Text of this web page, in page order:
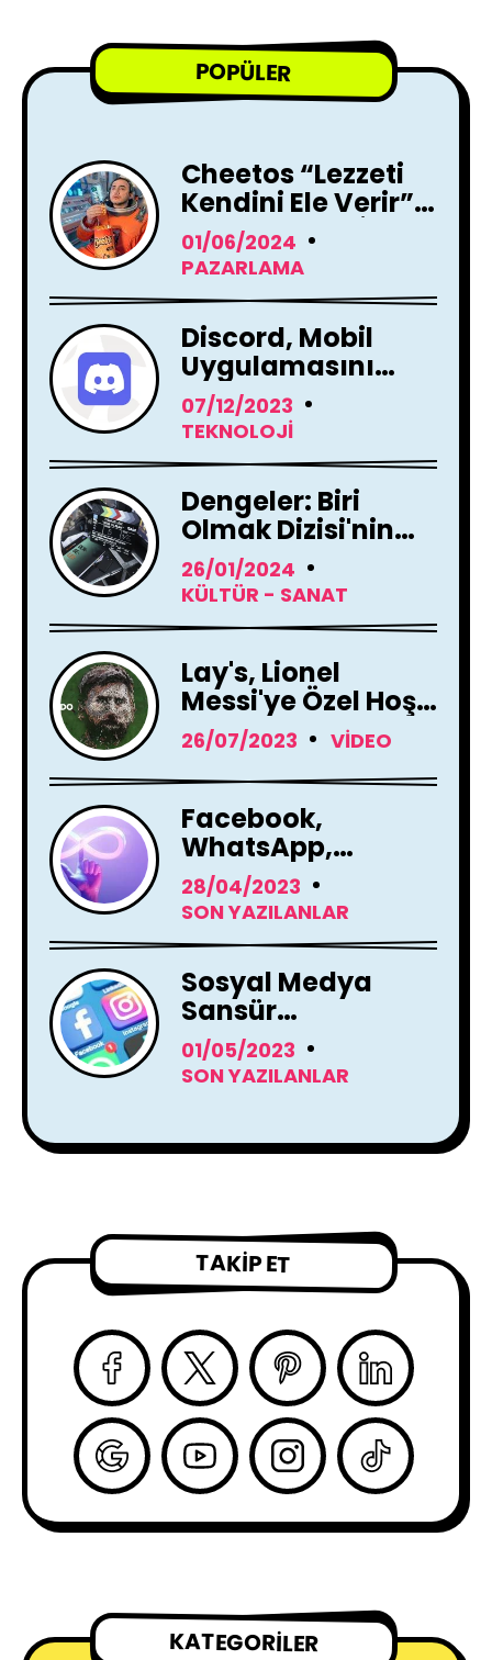
POPÜLER
Cheetos “Lezzeti
Kendini Ele Verir”
Reklam Filmi İle
Yayında !
01/06/2024
PAZARLAMA
Discord, Mobil
Uygulamasını
Tamamen
Yenileme Kararı
07/12/2023
TEKNOLOJI
Dengeler: Biri
Olmak Dizisi'nin
Çekimleri Başladı !
26/01/2024
KÜLTÜR - SANAT
Lay's, Lionel
Messi'ye Özel Hoş
Geldin Mesajı!
26/07/2023 VIDEO
Facebook,
WhatsApp,
Instagram Yapay
Zeka Araçları
Kullanacak
28/04/2023
SON YAZILANLAR
Sosyal Medya
Sansür
Tartışmaları
01/05/2023
SON YAZILANLAR
TAKIP ET
KATEGORILER